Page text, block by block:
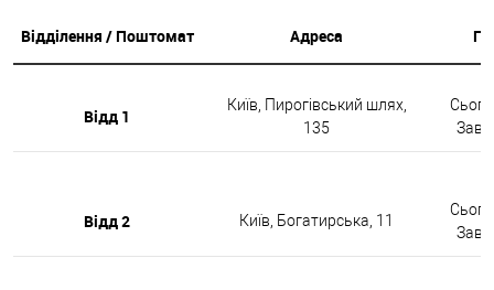
Відділення / Поштомат Адреса
Відд 1
Київ, Пирогівський шлях,
135
Відд 2 Київ, Богатирська, 11